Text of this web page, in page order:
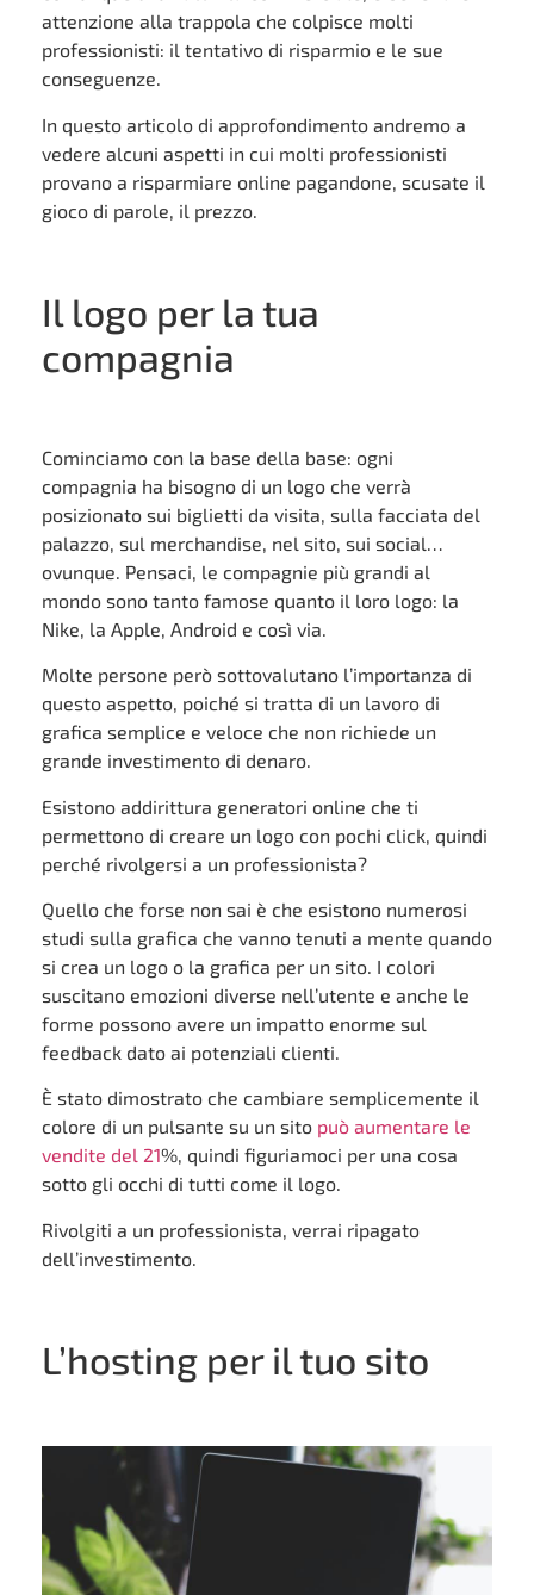
attenzione alla trappola che colpisce molti
professionisti: il tentativo di risparmio e le sue
conseguenze.
In questo articolo di approfondimento andremo a
vedere alcuni aspetti in cui molti professionisti
provano a risparmiare online pagandone, scusate il
gioco di parole, il prezzo.
Il logo per la tua
compagnia
Cominciamo con la base della base: ogni
compagnia ha bisogno di un logo che verrà
posizionato sui biglietti da visita, sulla facciata del
palazzo, sul merchandise, nel sito, sui social…
ovunque. Pensaci, le compagnie più grandi al
mondo sono tanto famose quanto il loro logo: la
Nike, la Apple, Android e così via.
Molte persone però sottovalutano l’importanza di
questo aspetto, poiché si tratta di un lavoro di
grafica semplice e veloce che non richiede un
grande investimento di denaro.
Esistono addirittura generatori online che ti
permettono di creare un logo con pochi click, quindi
perché rivolgersi a un professionista?
Quello che forse non sai è che esistono numerosi
studi sulla grafica che vanno tenuti a mente quando
si crea un logo o la grafica per un sito. I colori
suscitano emozioni diverse nell’utente e anche le
forme possono avere un impatto enorme sul
feedback dato ai potenziali clienti.
È stato dimostrato che cambiare semplicemente il
colore di un pulsante su un sito può aumentare le
vendite del 21%, quindi figuriamoci per una cosa
sotto gli occhi di tutti come il logo.
Rivolgiti a un professionista, verrai ripagato
dell’investimento.
L’hosting per il tuo sito